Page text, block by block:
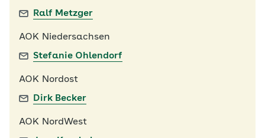
Ralf Metzger
AOK Niedersachsen
Stefanie Ohlendorf
AOK Nordost
Dirk Becker
AOK NordWest